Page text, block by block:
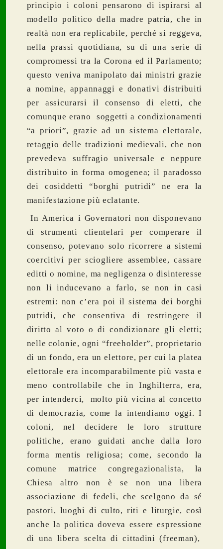
principio i coloni pensarono di ispirarsi al
modello politico della madre patria, che in
realtà non era replicabile, perché si reggeva,
nella prassi quotidiana, su di una serie di
compromessi tra la Corona ed il Parlamento;
questo veniva manipolato dai ministri grazie
a nomine, appannaggi e donativi distribuiti
per assicurarsi il consenso di eletti, che
comunque erano soggetti a condizionamenti
“a priori”, grazie ad un sistema elettorale,
retaggio delle tradizioni medievali, che non
prevedeva suffragio universale e neppure
distribuito in forma omogenea; il paradosso
dei cosiddetti “borghi putridi” ne era la
manifestazione più eclatante.
In America i Governatori non disponevano
di strumenti clientelari per comperare il
consenso, potevano solo ricorrere a sistemi
coercitivi per sciogliere assemblee, cassare
editti o nomine, ma negligenza o disinteresse
non li inducevano a farlo, se non in casi
estremi: non c’era poi il sistema dei borghi
putridi, che consentiva di restringere il
diritto al voto o di condizionare gli eletti;
nelle colonie, ogni “freeholder”, proprietario
di un fondo, era un elettore, per cui la platea
elettorale era incomparabilmente più vasta e
meno controllabile che in Inghilterra, era,
per intenderci, molto più vicina al concetto
di democrazia, come la intendiamo oggi. I
coloni, nel decidere le loro strutture
politiche, erano guidati anche dalla loro
forma mentis religiosa; come, secondo la
comune matrice congregazionalista, la
Chiesa altro non è se non una libera
associazione di fedeli, che scelgono da sé
pastori, luoghi di culto, riti e liturgie, così
anche la politica doveva essere espressione
di una libera scelta di cittadini (freeman),